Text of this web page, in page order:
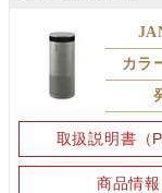
カラ
取扱説明書（
商品情報